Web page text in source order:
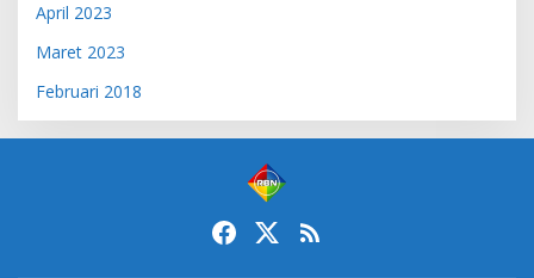
April 2023
Maret 2023
Februari 2018